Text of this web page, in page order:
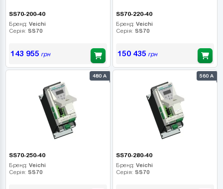
SS70-200-40
Бренд: Veichi
Серія: SS70
143 955 грн
SS70-220-40
Бренд: Veichi
Серія: SS70
150 435 грн
480 А
SS70-250-40
Бренд: Veichi
Серія: SS70
560 А
SS70-280-40
Бренд: Veichi
Серія: SS70